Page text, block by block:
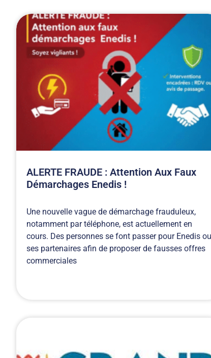
ALERTE FRAUDE : Attention Aux Faux
Démarchages Enedis !
Une nouvelle vague de démarchage frauduleux,
notamment par téléphone, est actuellement en
cours. Des personnes se font passer pour Enedis ou
ses partenaires afin de proposer de fausses offres
commerciales